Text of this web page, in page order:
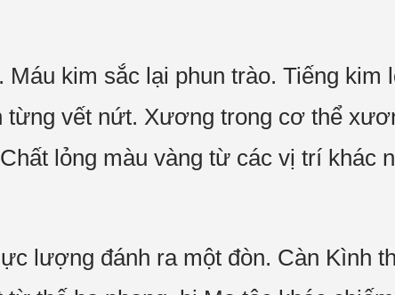
kim sắc lại phun trào. Tiếng kim
từng vết nứt. Xương trong cơ thể
lỏng màu vàng từ các vị trí khác
lượng đánh ra một đòn. Càn Kình